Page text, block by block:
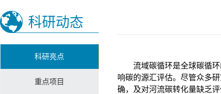
科研动态
科研亮点
重点项目
流域碳循环是全球碳循
响碳的源汇评估。尽管众多
确，及对河流碳转化量缺乏